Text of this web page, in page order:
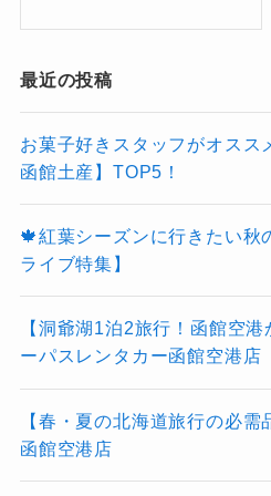
最近の投稿
お菓子好きスタッフがオスス
函館土産】TOP5！
🍁紅葉シーズンに行きたい秋
ライブ特集】
【洞爺湖1泊2旅行！函館空
ーパスレンタカー函館空港店
【春・夏の北海道旅行の必
函館空港店